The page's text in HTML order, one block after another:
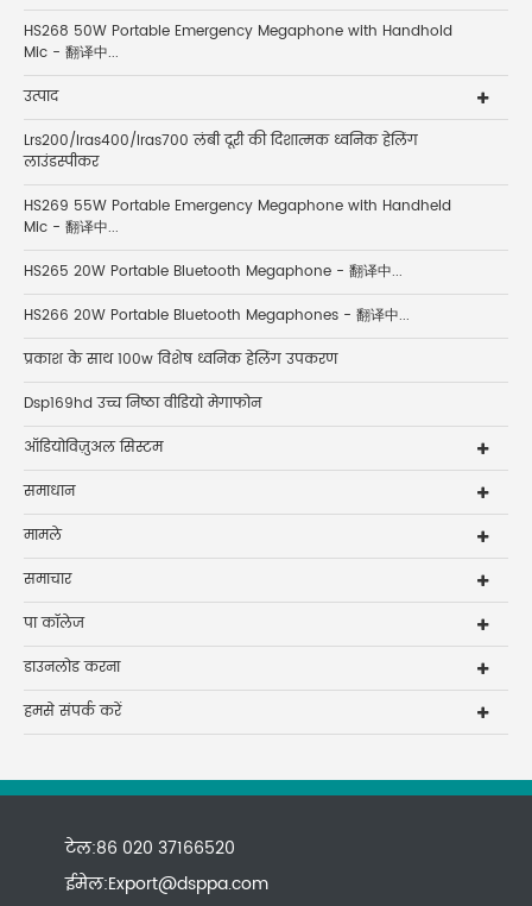
HS268 50W Portable Emergency Megaphone with Handhold
Mic - 翻译中...
उत्पाद
Lrs200/lras400/lras700 लंबी दूरी की दिशात्मक ध्वनिक हेलिंग
लाउंडस्पीकर
HS269 55W Portable Emergency Megaphone with Handheld
Mic - 翻译中...
HS265 20W Portable Bluetooth Megaphone - 翻译中...
HS266 20W Portable Bluetooth Megaphones - 翻译中...
प्रकाश के साथ 100w विशेष ध्वनिक हेलिंग उपकरण
Dsp169hd उच्च निष्ठा वीडियो मेगाफोन
ऑडियोविज़ुअल सिस्टम
समाधान
मामले
समाचार
पा कॉलेज
डाउनलोड करना
हमसे संपर्क करें
टेल:86 020 37166520
ईमेल:Export@dsppa.com